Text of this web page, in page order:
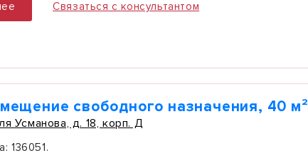
Связаться с консультантом
свободного назначения, 40 м²
Усманова, д. 18, корп. Д
136051.